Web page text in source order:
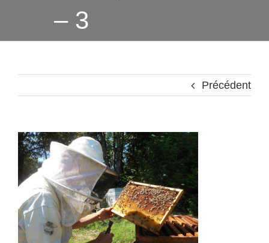
– 3
Précédent